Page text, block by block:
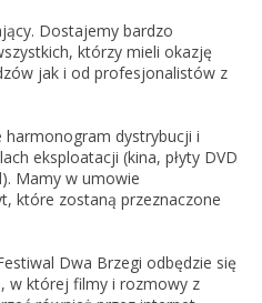
Dostajemy bardzo
którzy mieli okazję
jak i od profesjonalistów z
dystrybucji i
eksploatacji (kina, płyty DVD
Mamy w umowie
które zostaną przeznaczone
Dwa Brzegi odbędzie się
w której filmy i rozmowy z